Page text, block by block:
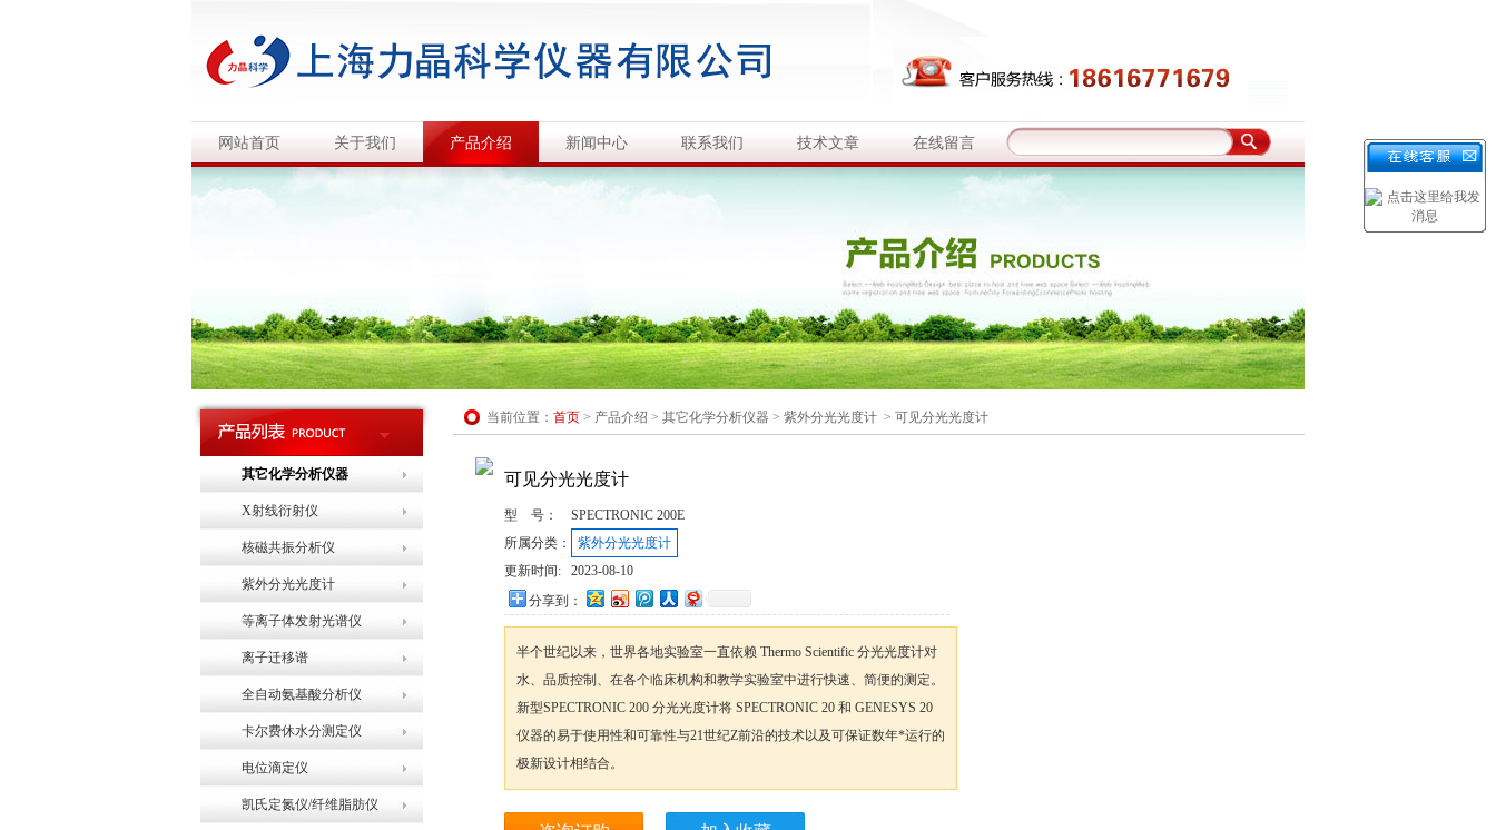
网站首页 关于我们 产品介绍 新闻中心 联系我们 技术文章 在线留言
其它化学分析仪器
X射线衍射仪
核磁共振分析仪
紫外分光光度计
等离子体发射光谱仪
离子迁移谱
全自动氨基酸分析仪
卡尔费休水分测定仪
电位滴定仪
凯氏定氮仪/纤维脂肪仪
当前位置： 首页 > 产品介绍 > 其它化学分析仪器 > 紫外分光光度计 > 可见分光光度计
可见分光光度计
型 号：
SPECTRONIC 200E
所属分类：
紫外分光光度计
更新时间:
2023-08-10
分享到：
半个世纪以来，世界各地实验室一直依赖 Thermo Scientific 分光光度计对
水、品质控制、在各个临床机构和教学实验室中进行快速、简便的测定。
新型SPECTRONIC 200 分光光度计将 SPECTRONIC 20 和 GENESYS 20
仪器的易于使用性和可靠性与21世纪Z前沿的技术以及可保证数年*运行的
极新设计相结合。